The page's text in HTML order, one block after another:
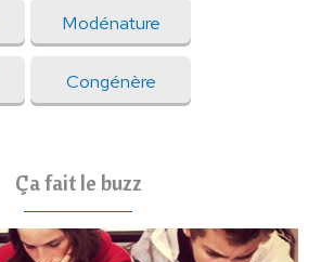
Modénature
Congénère
Ça fait le buzz